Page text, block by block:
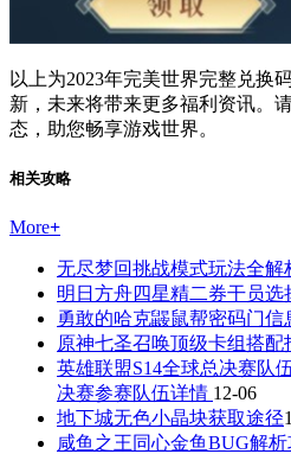
以上为2023年完美世界完整兑换
新，未来将带来更多福利资讯。
态，助您畅享游戏世界。
相关攻略
More+
无尽梦回挑战模式玩法全解
明日方舟四星精二券干员选
勇敢的哈克鼹鼠帮密码门信
原神七圣召唤顶级卡组搭配
英雄联盟S14全球总决赛队
决赛参赛队伍详情 12-06
地下城无色小晶块获取途径
咸鱼之王同心金鱼BUG解析